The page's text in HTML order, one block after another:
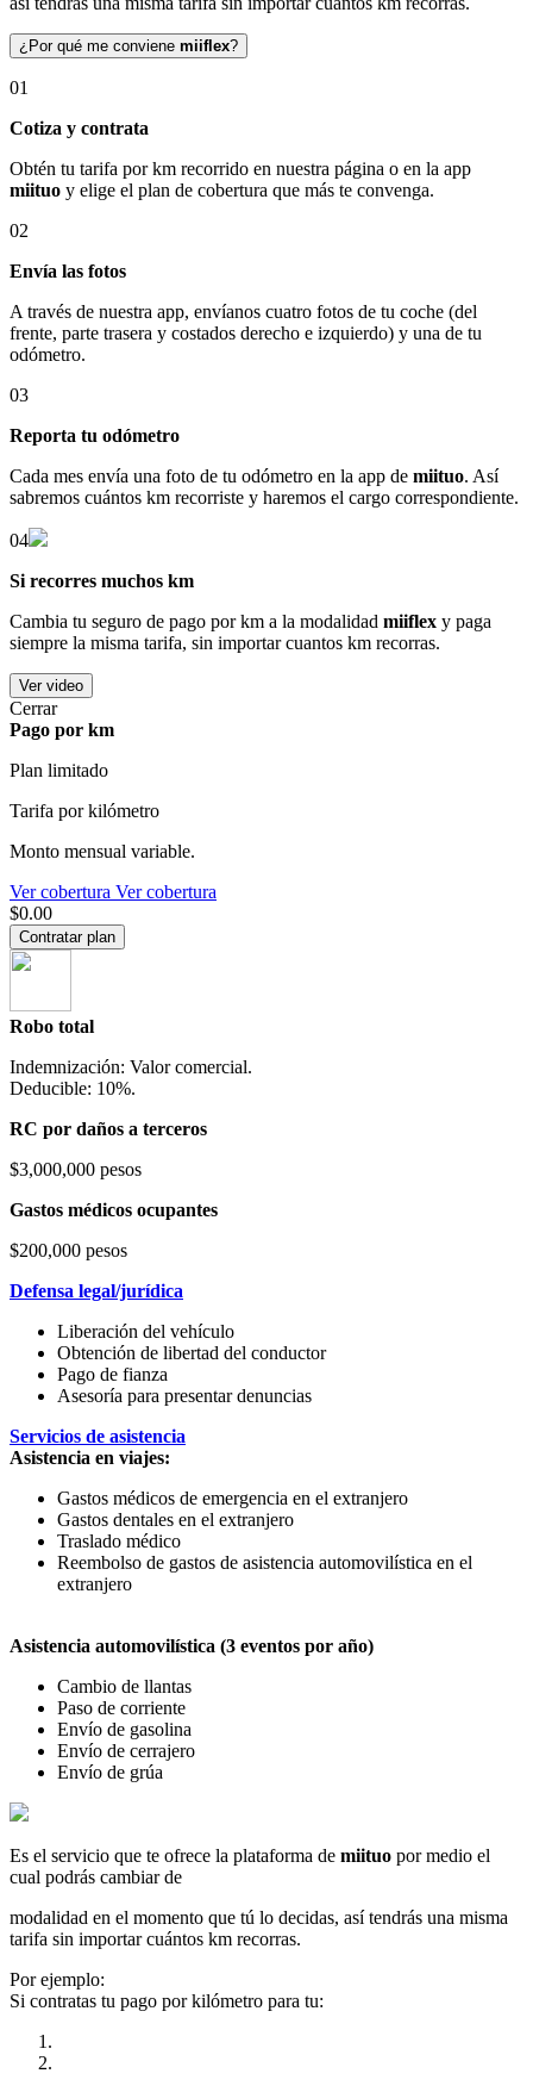
¿Por qué me conviene miiflex?
01
Cotiza y contrata
Obtén tu tarifa por km recorrido en nuestra página o en la app
miituo y elige el plan de cobertura que más te convenga.
02
Envía las fotos
A través de nuestra app, envíanos cuatro fotos de tu coche (del
frente, parte trasera y costados derecho e izquierdo) y una de tu
odómetro.
03
Reporta tu odómetro
Cada mes envía una foto de tu odómetro en la app de miituo. Así
sabremos cuántos km recorriste y haremos el cargo correspondiente.
04
Si recorres muchos km
Cambia tu seguro de pago por km a la modalidad miiflex y paga
siempre la misma tarifa, sin importar cuantos km recorras.
Ver video
Cerrar
Pago por km
Plan limitado
Tarifa por kilómetro
Monto mensual variable.
Ver cobertura Ver cobertura
$0.00
Contratar plan
Robo total
Indemnización: Valor comercial.
Deducible: 10%.
RC por daños a terceros
$3,000,000 pesos
Gastos médicos ocupantes
$200,000 pesos
Defensa legal/jurídica
Liberación del vehículo
Obtención de libertad del conductor
Pago de fianza
Asesoría para presentar denuncias
Servicios de asistencia
Asistencia en viajes:
Gastos médicos de emergencia en el extranjero
Gastos dentales en el extranjero
Traslado médico
Reembolso de gastos de asistencia automovilística en el
extranjero
Asistencia automovilística (3 eventos por año)
Cambio de llantas
Paso de corriente
Envío de gasolina
Envío de cerrajero
Envío de grúa
Es el servicio que te ofrece la plataforma de miituo por medio el
cual podrás cambiar de
modalidad en el momento que tú lo decidas, así tendrás una misma
tarifa sin importar cuántos km recorras.
Por ejemplo:
Si contratas tu pago por kilómetro para tu: